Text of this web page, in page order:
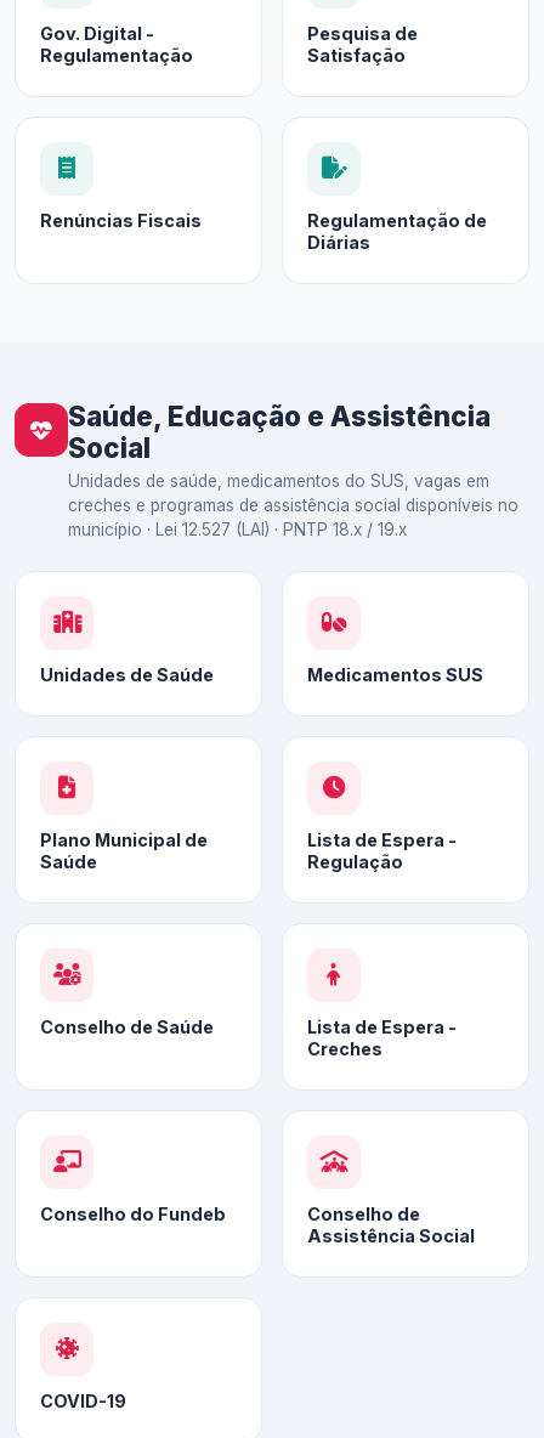
Gov. Digital -
Regulamentação
Pesquisa de
Satisfação
Renúncias Fiscais
Regulamentação de
Diárias
Saúde, Educação e Assistência
Social
Unidades de saúde, medicamentos do SUS, vagas em
creches e programas de assistência social disponíveis no
município · Lei 12.527 (LAI) · PNTP 18.x / 19.x
Unidades de Saúde Medicamentos SUS
Plano Municipal de
Saúde
Lista de Espera -
Regulação
Conselho de Saúde
Lista de Espera -
Creches
Conselho do Fundeb
Conselho de
Assistência Social
COVID-19